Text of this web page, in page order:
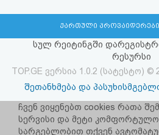
ქართული
სულ რეიტინგში
რესურსი
TOP.GE ვერსია 1.0.2 (სატესტო) ©
შეთანხმება და
facebook.com/
იხილეთ TOP.GE - ის
ჩვენ ვიყენებთ cookies რათა
სერვისი და მეტი
სარგებლობით თქვენ